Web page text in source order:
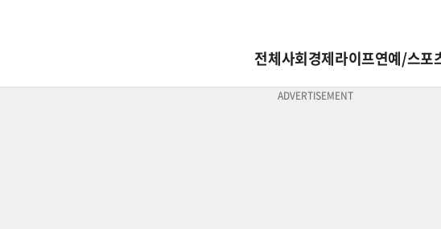
전체사회경제라이프연예/스포